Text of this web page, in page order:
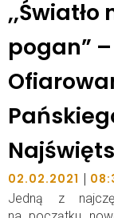
,,Światło
pogan”
02.02.2021 |
Jedną z